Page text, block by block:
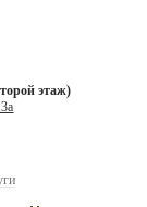
этаж)